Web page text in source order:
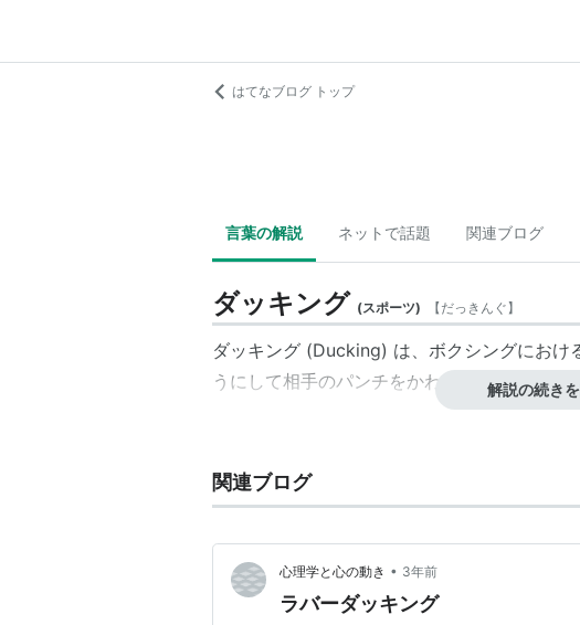
はてなブログ トップ
言葉の解説 ネットで話題 関連ブログ
ダッキング (スポーツ) 【だっきんぐ】
ダッキング (Ducking) は、ボクシングにおけ
うにして相手のパンチをかわす戦法をこう呼
解説の続き
関連ブログ
心理学と心の動き • 3年前
ラバーダッキング